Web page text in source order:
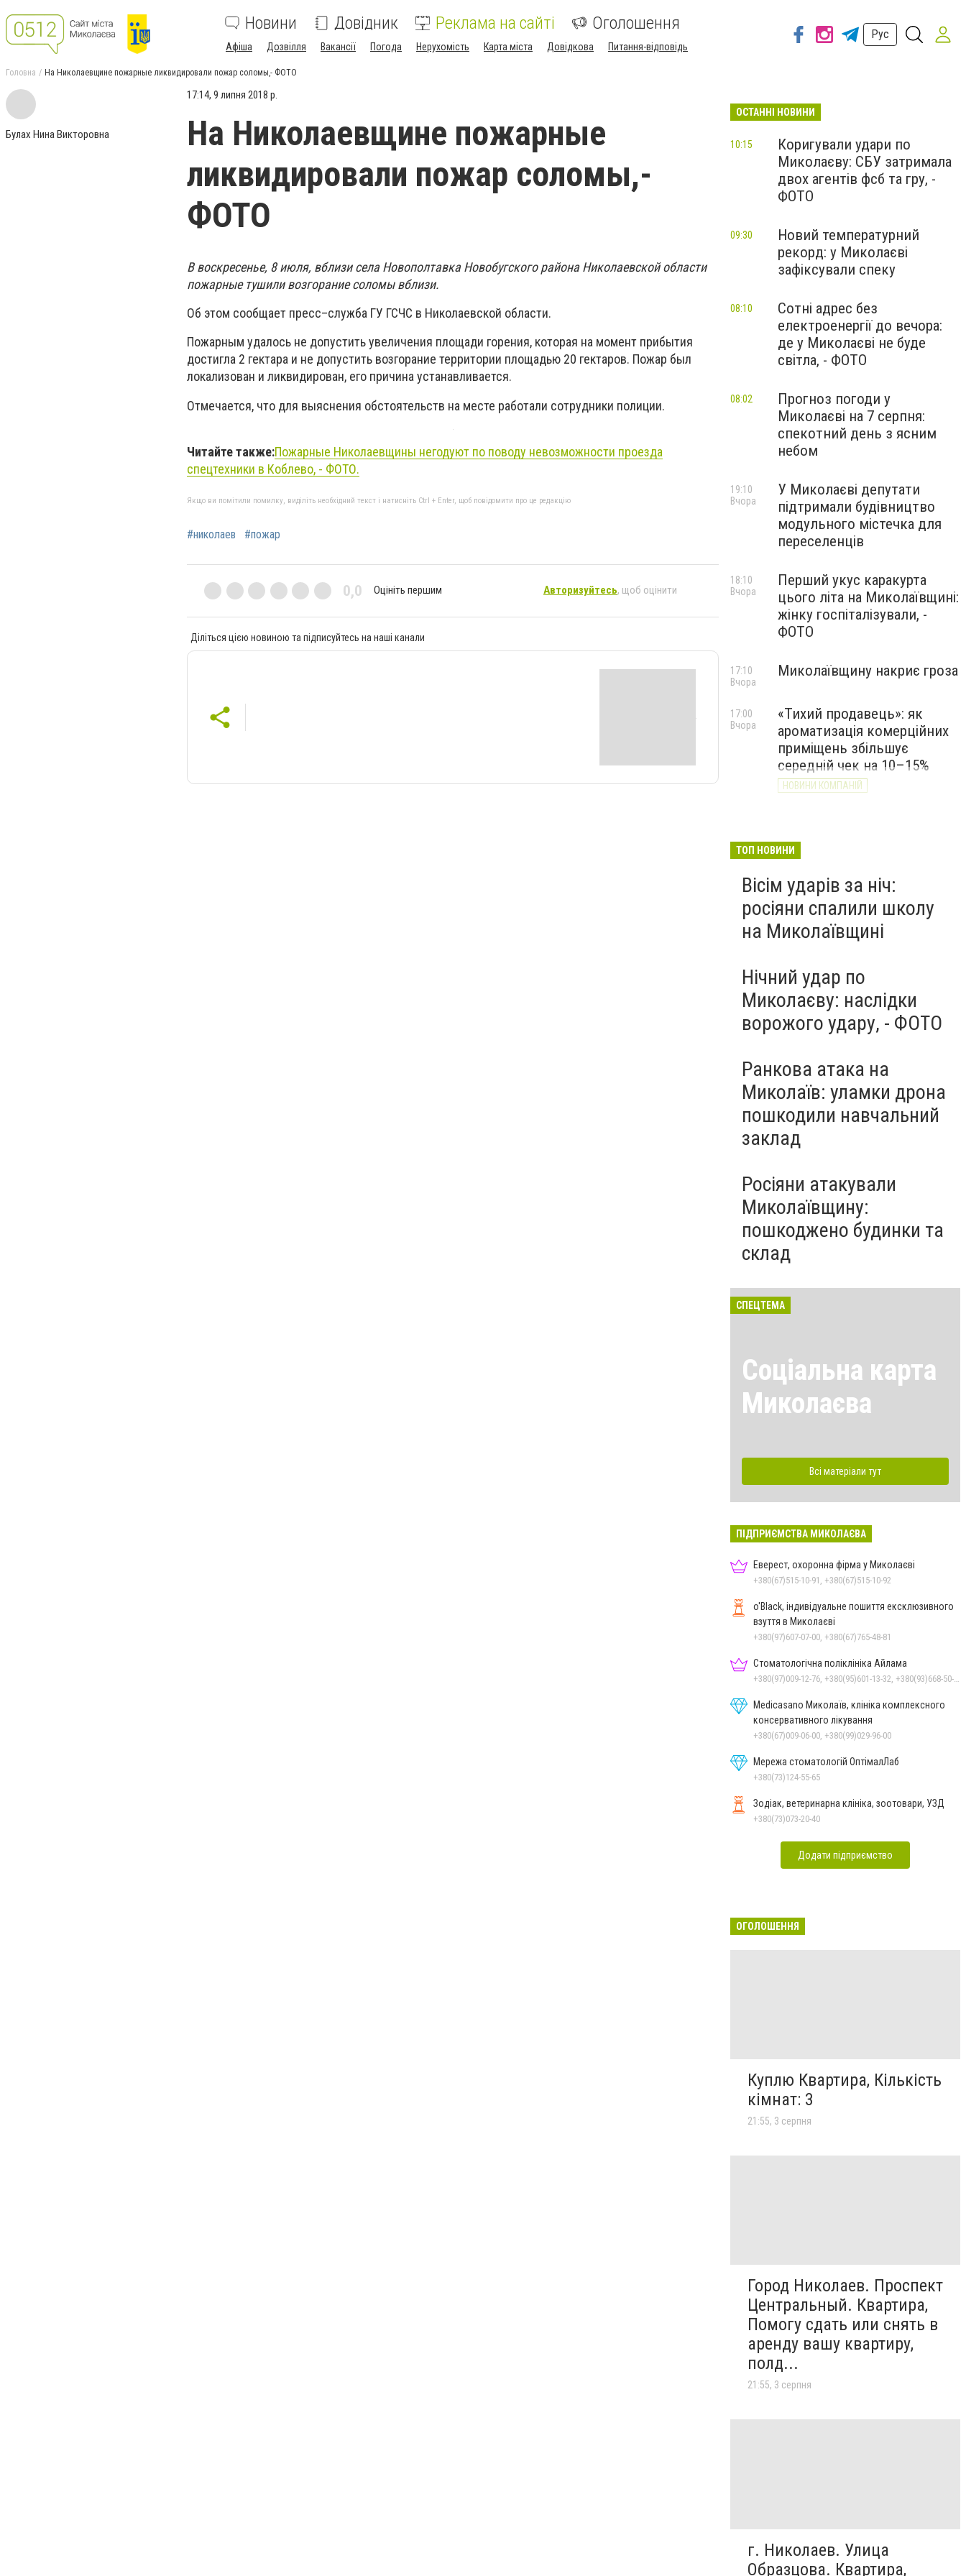
Новини Довідник Реклама на сайті Оголошення
Афіша Дозвілля Вакансії Погода Нерухомість Карта міста Довідкова Питання-відповідь
Рус
Головна На Николаевщине пожарные ликвидировали пожар соломы,- ФОТО
Булах Нина Викторовна
17:14, 9 липня 2018 р.
На Николаевщине пожарные
ликвидировали пожар соломы,-
ФОТО
В воскресенье, 8 июля, вблизи села Новополтавка Новобугского района Николаевской области
пожарные тушили возгорание соломы вблизи.
Об этом сообщает пресс–служба ГУ ГСЧС в Николаевской области.
Пожарным удалось не допустить увеличения площади горения, которая на момент прибытия
достигла 2 гектара и не допустить возгорание территории площадью 20 гектаров. Пожар был
локализован и ликвидирован, его причина устанавливается.
Отмечается, что для выяснения обстоятельств на месте работали сотрудники полиции.
Читайте также:Пожарные Николаевщины негодуют по поводу невозможности проезда
спецтехники в Коблево, - ФОТО.
Якщо ви помітили помилку, виділіть необхідний текст і натисніть Ctrl + Enter, щоб повідомити про це редакцію
#николаев #пожар
0,0 Оцініть першим Авторизуйтесь, щоб оцінити
Діліться цією новиною та підписуйтесь на наші канали
ОСТАННІ НОВИНИ
Коригували удари по
Миколаєву: СБУ затримала
двох агентів фсб та гру, -
ФОТО
10:15
Новий температурний
рекорд: у Миколаєві
зафіксували спеку
09:30
Сотні адрес без
електроенергії до вечора:
де у Миколаєві не буде
світла, - ФОТО
08:10
Прогноз погоди у
Миколаєві на 7 серпня:
спекотний день з ясним
небом
08:02
У Миколаєві депутати
підтримали будівництво
модульного містечка для
переселенців
19:10
Вчора
Перший укус каракурта
цього літа на Миколаївщині:
жінку госпіталізували, -
ФОТО
18:10
Вчора
Миколаївщину накриє гроза
17:10
Вчора
«Тихий продавець»: як
ароматизація комерційних
приміщень збільшує
середній чек на 10–15%
НОВИНИ КОМПАНІЙ
17:00
Вчора
ТОП НОВИНИ
Вісім ударів за ніч:
росіяни спалили школу
на Миколаївщині
Нічний удар по
Миколаєву: наслідки
ворожого удару, - ФОТО
Ранкова атака на
Миколаїв: уламки дрона
пошкодили навчальний
заклад
Росіяни атакували
Миколаївщину:
пошкоджено будинки та
склад
СПЕЦТЕМА
Соціальна карта
Миколаєва
Всі матеріали тут
ПІДПРИЄМСТВА МИКОЛАЄВА
Еверест, охоронна фірма у Миколаєві
+380(67)515-10-91, +380(67)515-10-92
o'Black, індивідуальне пошиття ексклюзивного
взуття в Миколаєві
+380(97)607-07-00, +380(67)765-48-81
Стоматологічна поліклініка Айлама
Medicasano Миколаїв, клініка комплексного
консервативного лікування
+380(67)009-06-00, +380(99)029-96-00
Мережа стоматологій ОптімалЛаб
+380(73)124-55-65
Зодіак, ветеринарна клініка, зоотовари, УЗД
+380(73)073-20-40
Додати підприємство
ОГОЛОШЕННЯ
Куплю Квартира, Кількість
кімнат: 3
21:55, 3 серпня
Город Николаев. Проспект
Центральный. Квартира,
Помогу сдать или снять в
аренду вашу квартиру,
полд...
21:55, 3 серпня
г. Николаев. Улица
Образцова. Квартира,